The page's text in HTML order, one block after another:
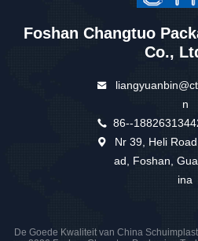
Foshan Changtuo
Co.,
n
86--
Nr 39, Heli
ad, Foshan,
ina
De Goede Kwaliteit van China